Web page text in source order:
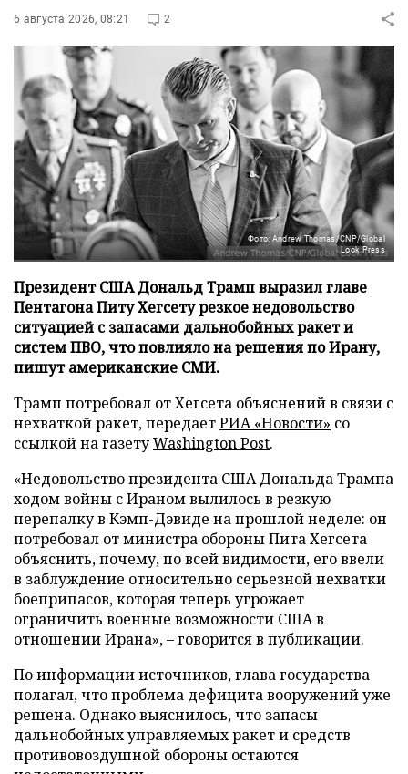
6 августа 2026, 08:21 2
Фото: Andrew Thomas/CNP/Global
Look Press
Президент США Дональд Трамп выразил главе
Пентагона Питу Хегсету резкое недовольство
ситуацией с запасами дальнобойных ракет и
систем ПВО, что повлияло на решения по Ирану,
пишут американские СМИ.
Трамп потребовал от Хегсета объяснений в связи с
нехваткой ракет, передаетРИА «Новости» со
ссылкой на газетуWashington Post.
«Недовольство президента США Дональда Трампа
ходом войны с Ираном вылилось в резкую
перепалку в Кэмп-Дэвиде на прошлой неделе: он
потребовал от министра обороны Пита Хегсета
объяснить, почему, по всей видимости, его ввели
в заблуждение относительно серьезной нехватки
боеприпасов, которая теперь угрожает
ограничить военные возможности США в
отношении Ирана», – говорится в публикации.
По информации источников, глава государства
полагал, что проблема дефицита вооружений уже
решена. Однако выяснилось, что запасы
дальнобойных управляемых ракет и средств
противовоздушной обороны остаются